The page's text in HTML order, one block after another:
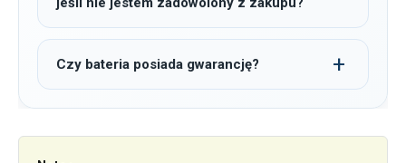
Czy bateria posiada gwarancję?